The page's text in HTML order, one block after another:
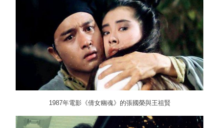
1987年電影《倩女幽魂》的張國榮與王祖賢